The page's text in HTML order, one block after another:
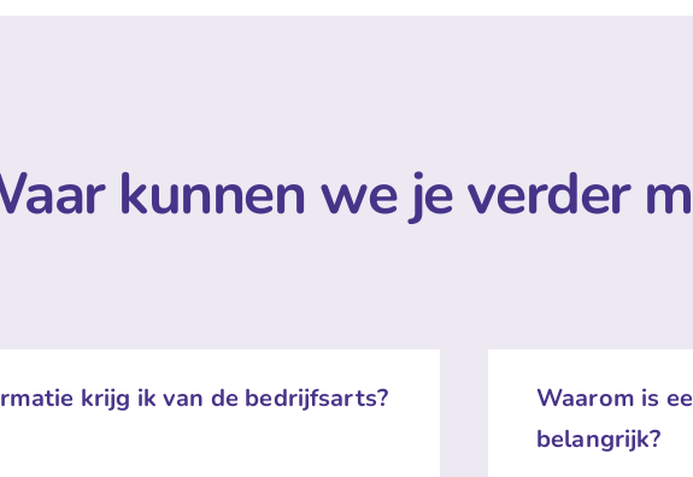
kunnen we je verder
krijg ik van de bedrijfsarts?
Waarom is
belangrijk?